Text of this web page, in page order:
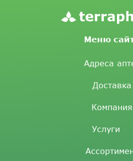
Меню
Адреса
Доставка
Компания
Услуги